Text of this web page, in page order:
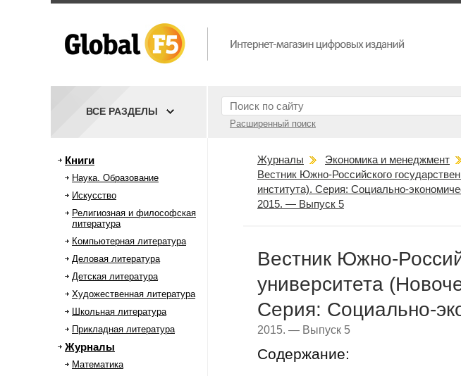
Расширенный поиск
ВСЕ РАЗДЕЛЫ
Книги
Наука. Образование
Искусство
Религиозная и философская
литература
Компьютерная литература
Деловая литература
Детская литература
Художественная литература
Школьная литература
Прикладная литература
Журналы
Математика
Журналы
Экономика и менеджмент
Вестник Южно-Российского
института). Серия: Социально-
2015. — Выпуск 5
Вестник Южно-
университета
Серия: Социально-
2015. — Выпуск 5
Содержание: